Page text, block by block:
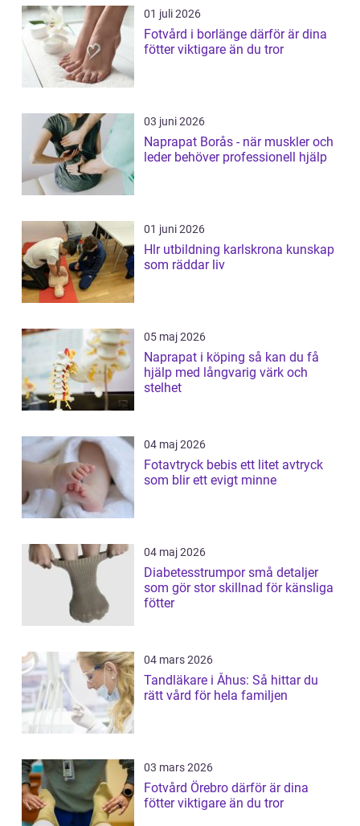
01 juli 2026
Fotvård i borlänge därför är dina
fötter viktigare än du tror
03 juni 2026
Naprapat Borås - när muskler och
leder behöver professionell hjälp
01 juni 2026
Hlr utbildning karlskrona kunskap
som räddar liv
05 maj 2026
Naprapat i köping så kan du få
hjälp med långvarig värk och
stelhet
04 maj 2026
Fotavtryck bebis ett litet avtryck
som blir ett evigt minne
04 maj 2026
Diabetesstrumpor små detaljer
som gör stor skillnad för känsliga
fötter
04 mars 2026
Tandläkare i Åhus: Så hittar du
rätt vård för hela familjen
03 mars 2026
Fotvård Örebro därför är dina
fötter viktigare än du tror